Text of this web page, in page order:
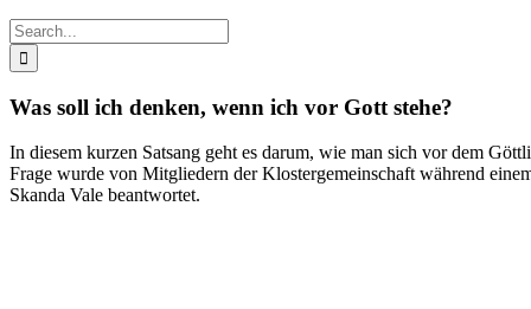
Search
for:
Was soll ich denken, wenn ich vor Gott stehe?
In diesem kurzen Satsang geht es darum, wie man sich vor dem
Frage wurde von Mitgliedern der Klostergemeinschaft während
Skanda Vale beantwortet.